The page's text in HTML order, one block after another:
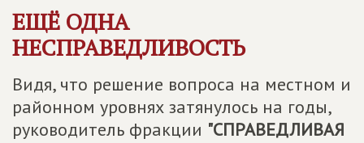
ЕЩЁ ОДНА
НЕСПРАВЕДЛИВОСТЬ
Видя, что решение вопроса на местном и
районном уровнях затянулось на годы,
руководитель фракции "СПРАВЕДЛИВАЯ